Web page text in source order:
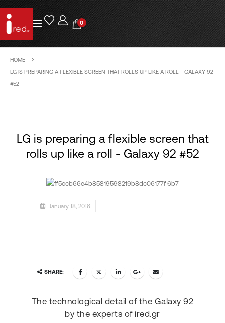
0
HOME
LG IS PREPARING A FLEXIBLE SCREEN THAT ROLLS UP LIKE A ROLL - GALAXY 92
#52
LG is preparing a flexible screen that
rolls up like a roll - Galaxy 92 #52
January 18, 2016
SHARE:
The technological detail of the Galaxy 92
by the experts of ired.gr